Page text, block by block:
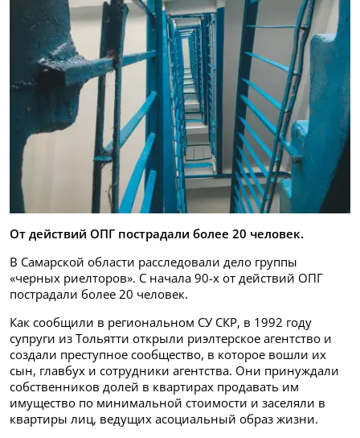
От действий ОПГ пострадали более 20 человек.
В Самарской области расследовали дело группы
«черных риелторов». С начала 90-х от действий ОПГ
пострадали более 20 человек.
Как сообщили в региональном СУ СКР, в 1992 году
супруги из Тольятти открыли риэлтерское агентство и
создали преступное сообщество, в которое вошли их
сын, главбух и сотрудники агентства. Они принуждали
собственников долей в квартирах продавать им
имущество по минимальной стоимости и заселяли в
квартиры лиц, ведущих асоциальный образ жизни.